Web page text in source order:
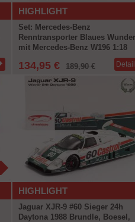
HIGHLIGHT
Set: Mercedes-Benz
Renntransporter Blaues Wunder
mit Mercedes-Benz W196 1:18
134,95 € 189,90 €
HIGHLIGHT
Jaguar XJR-9 #60 Sieger 24h
Daytona 1988 Brundle, Boesel,